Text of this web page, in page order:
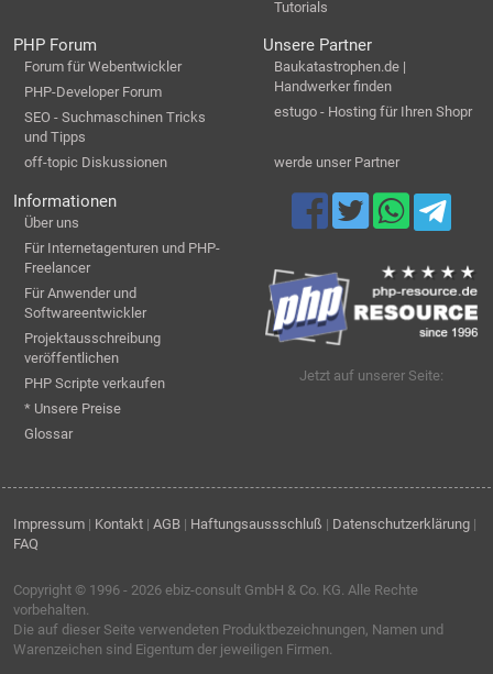
Tutorials
PHP Forum
Forum für Webentwickler
PHP-Developer Forum
SEO - Suchmaschinen Tricks
und Tipps
off-topic Diskussionen
Unsere Partner
Baukatastrophen.de |
Handwerker finden
estugo - Hosting für Ihren Shopr
werde unser Partner
Informationen
Über uns
Für Internetagenturen und PHP-
Freelancer
Für Anwender und
Softwareentwickler
Projektausschreibung
veröffentlichen
PHP Scripte verkaufen
* Unsere Preise
Glossar
Jetzt auf unserer Seite:
Impressum | Kontakt | AGB | Haftungsaussschluß | Datenschutzerklärung |
FAQ
Copyright © 1996 - 2026 ebiz-consult GmbH & Co. KG. Alle Rechte
vorbehalten.
Die auf dieser Seite verwendeten Produktbezeichnungen, Namen und
Warenzeichen sind Eigentum der jeweiligen Firmen.